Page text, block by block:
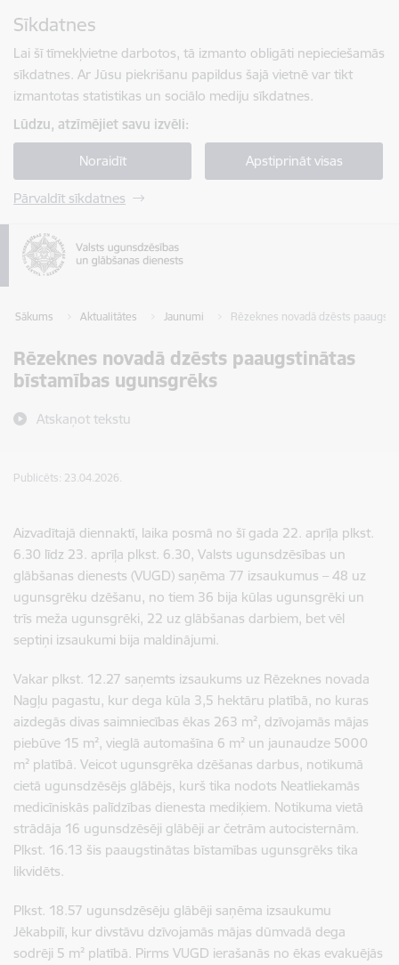
Sīkdatnes
Lai šī tīmekļvietne darbotos, tā izmanto obligāti nepieciešamās
sīkdatnes. Ar Jūsu piekrišanu papildus šajā vietnē var tikt
izmantotas statistikas un sociālo mediju sīkdatnes.
Lūdzu, atzīmējiet savu izvēli:
Noraidīt Apstiprināt visas
Pārvaldīt sīkdatnes
Sākums Aktualitātes Jaunumi Rēzeknes novadā dzēsts
Rēzeknes novadā dzēsts paaugstinātas
bīstamības ugunsgrēks
Atskaņot tekstu
Publicēts: 23.04.2026.
Aizvadītajā diennaktī, laika posmā no šī gada 22. aprīļa plkst.
6.30 līdz 23. aprīļa plkst. 6.30, Valsts ugunsdzēsības un
glābšanas dienests (VUGD) saņēma 77 izsaukumus – 48 uz
ugunsgrēku dzēšanu, no tiem 36 bija kūlas ugunsgrēki un
trīs meža ugunsgrēki, 22 uz glābšanas darbiem, bet vēl
septiņi izsaukumi bija maldinājumi.
Vakar plkst. 12.27 saņemts izsaukums uz Rēzeknes novada
Nagļu pagastu, kur dega kūla 3,5 hektāru platībā, no kuras
aizdegās divas saimniecības ēkas 263 m², dzīvojamās mājas
piebūve 15 m², vieglā automašīna 6 m² un jaunaudze 5000
m² platībā. Veicot ugunsgrēka dzēšanas darbus, notikumā
cietā ugunsdzēsējs glābējs, kurš tika nodots Neatliekamās
medicīniskās palīdzības dienesta mediķiem. Notikuma vietā
strādāja 16 ugunsdzēsēji glābēji ar četrām autocisternām.
Plkst. 16.13 šis paaugstinātas bīstamības ugunsgrēks tika
likvidēts.
Plkst. 18.57 ugunsdzēsēju glābēji saņēma izsaukumu
Jēkabpilī, kur divstāvu dzīvojamās mājas dūmvadā dega
sodrēji 5 m² platībā. Pirms VUGD ierašanās no ēkas evakuējās